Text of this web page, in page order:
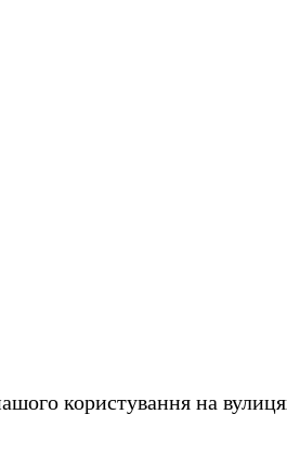
користування на